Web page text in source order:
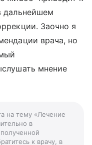
дальнейшем
Заочно я
врача, но
мнение
на тему «Лечение
в
к врачу, в